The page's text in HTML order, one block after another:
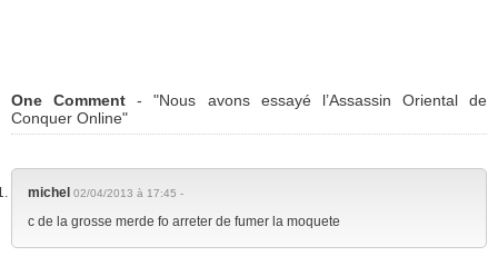
One Comment - "Nous avons essayé l’Assassin Oriental de
Conquer Online"
michel 02/04/2013 à 17:45 -
c de la grosse merde fo arreter de fumer la moquete